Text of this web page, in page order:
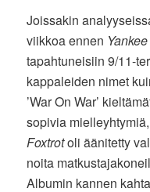
Joissakin
viikkoa ennen
tapahtuneisiin 9/11-
kappaleiden nimet
’War On War’
sopivia
Foxtrotoli äänitetty
noita
Albumin kannen